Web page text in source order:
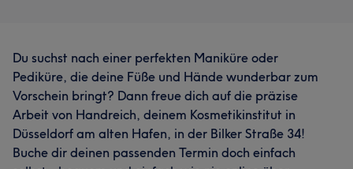
Du suchst nach einer perfekten Maniküre oder
Pediküre, die deine Füße und Hände wunderbar zum
Vorschein bringt? Dann freue dich auf die präzise
Arbeit von Handreich, deinem Kosmetikinstitut in
Düsseldorf am alten Hafen, in der Bilker Straße 34!
Buche dir deinen passenden Termin doch einfach